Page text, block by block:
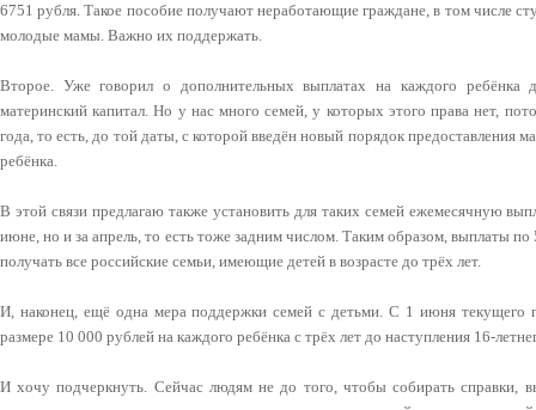
6751 рубля. Такое пособие получают неработающие граждане, в том числе
молодые мамы. Важно их поддержать.
Второе. Уже говорил о дополнительных выплатах на каждого
материнский капитал. Но у нас много семей, у которых этого права нет,
года, то есть, до той даты, с которой введён новый порядок предоставления
ребёнка.
В этой связи предлагаю также установить для таких семей ежемесячную
июне, но и за апрель, то есть тоже задним числом. Таким образом, выплаты по
получать все российские семьи, имеющие детей в возрасте до трёх лет.
И, наконец, ещё одна мера поддержки семей с детьми. С 1 июня текущего
размере 10 000 рублей на каждого ребёнка с трёх лет до наступления 16-
И хочу подчеркнуть. Сейчас людям не до того, чтобы собирать справки,